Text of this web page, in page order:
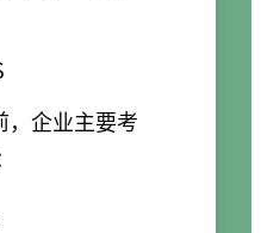
，企业主要考